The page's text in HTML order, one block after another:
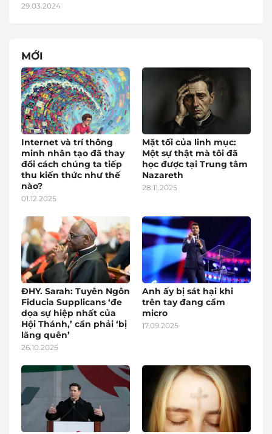
29.03.2024
MỚI
Internet và trí thông
minh nhân tạo đã thay
đổi cách chúng ta tiếp
thu kiến thức như thế
nào?
01.12.2025
Mặt tối của linh mục:
Một sự thật mà tôi đã
học được tại Trung tâm
Nazareth
28.11.2025
ĐHY. Sarah: Tuyên Ngôn
Fiducia Supplicans ‘đe
dọa sự hiệp nhất của
Hội Thánh,’ cần phải ‘bị
lãng quên’
26.10.2025
Anh ấy bị sát hại khi
trên tay đang cầm
micro
17.09.2025